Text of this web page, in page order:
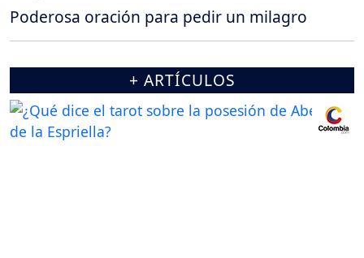
Poderosa oración para pedir un milagro
+ ARTÍCULOS